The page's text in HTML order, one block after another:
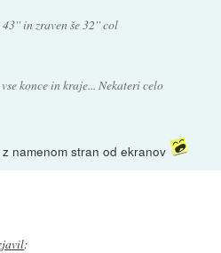
in zraven še 32'' col
konce in kraje... Nekateri celo
namenom stran od ekranov
: